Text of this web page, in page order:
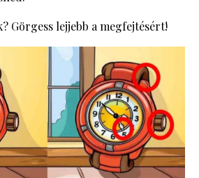
Görgess lejjebb a megfejtésért!